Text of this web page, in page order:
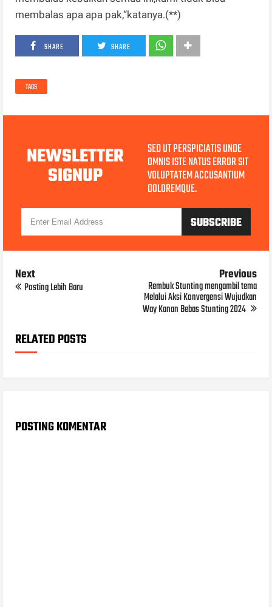
membalas apa apa pak,“katanya.(**)
SHARE SHARE
TAGS
NEWSLETTER
SIGNUP
SED UT PERSPICIATIS UNDE
OMNIS ISTE NATUS ERROR SIT
VOLUPTATEM ACCUSANTIUM
DOLOREMQUE.
Next
Posting Lebih Baru
Previous
Rembuk Stunting mengambil tema
Melalui Aksi Konvergensi Wujudkan
Way Kanan Bebas Stunting 2024
RELATED POSTS
POSTING KOMENTAR